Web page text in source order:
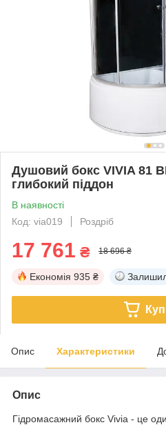
Душовий бокс VIVIA 81
глибокий піддон
В наявності
Код: via019
Роздріб
17 761 ₴ 18 696 ₴
Економія 935 ₴
Опис Характеристики
Опис
Гідромасажний бокс Vivia - це